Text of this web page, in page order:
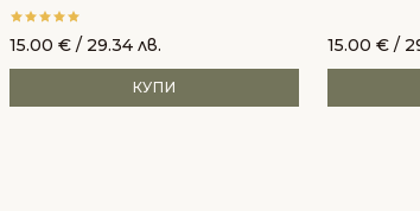
Alkemilla
15.00€ / 29.34 лв.
КУПИ
15.00 €/